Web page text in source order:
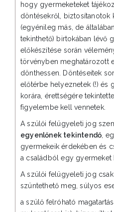
hogy gyermeketeket
döntésekről, biztosítanotok
(egyénileg más, de
tekinthető) birtokában lévő
előkészítése során
törvényben meghatározott
dönthessen. Döntéseitek
előtérbe helyeznetek (!) és
korára, érettségére
figyelembe kell vennetek.
A szülői felügyeleti jog
egyenlőnek tekintendő,
gyermekeik érdekében és
a családból egy gyermeket
A szülői felügyeleti jog
szüntethető meg, súlyos
a szülő felróható